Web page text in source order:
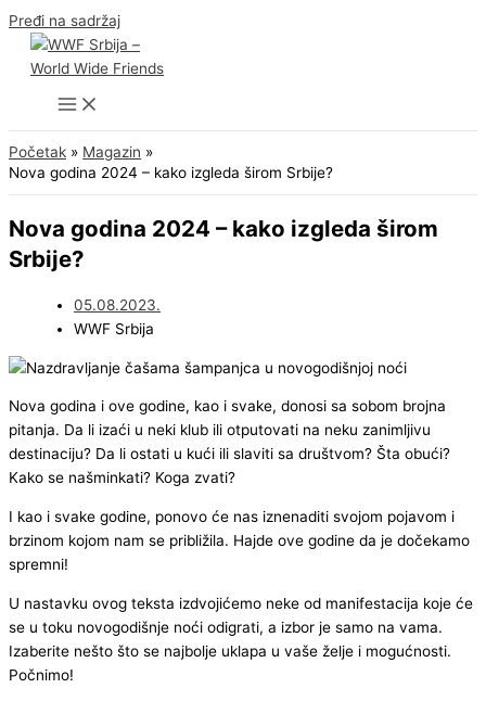
Pređi na sadržaj
Početak
Magazin
Nova godina 2024 – kako izgleda širom Srbije?
Nova godina 2024 – kako izgleda širom
Srbije?
05.08.2023.
WWF Srbija
Nova godina i ove godine, kao i svake, donosi sa sobom brojna
pitanja. Da li izaći u neki klub ili otputovati na neku zanimljivu
destinaciju? Da li ostati u kući ili slaviti sa društvom? Šta obući?
Kako se našminkati? Koga zvati?
I kao i svake godine, ponovo će nas iznenaditi svojom pojavom i
brzinom kojom nam se približila. Hajde ove godine da je dočekamo
spremni!
U nastavku ovog teksta izdvojićemo neke od manifestacija koje će
se u toku novogodišnje noći odigrati, a izbor je samo na vama.
Izaberite nešto što se najbolje uklapa u vaše želje i mogućnosti.
Počnimo!